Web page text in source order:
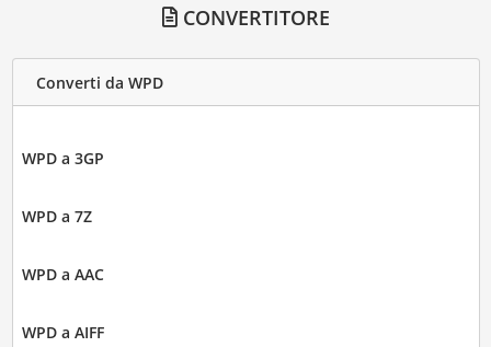
CONVERTITORE
Converti da WPD
WPD a 3GP
WPD a 7Z
WPD a AAC
WPD a AIFF